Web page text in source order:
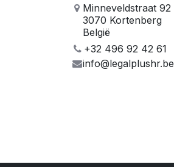
Minneveldstraat 92
3070 Kortenberg
België
+32 496 92 42 61
info@legalplushr.be